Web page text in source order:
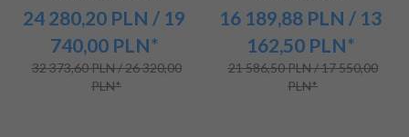
24 280,20 PLN / 19
740,00 PLN*
32 373,60 PLN / 26 320,00
PLN*
16 189,88 PLN / 13
162,50 PLN*
21 586,50 PLN / 17 550,00
PLN*